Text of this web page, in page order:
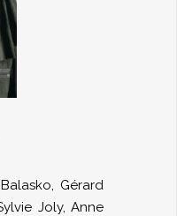
, Gérard
Joly,Anne